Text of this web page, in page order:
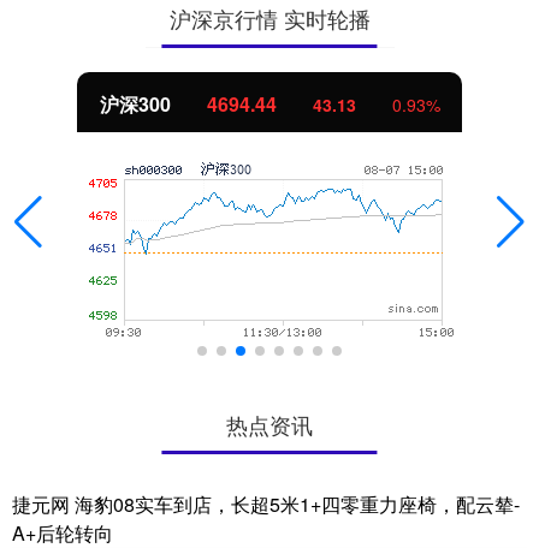
沪深京行情 实时轮播
43.13 0.93% 北证50
热点资讯
捷元网 海豹08实车到店，长超5米1+四零重力座椅，配云辇-
A+后轮转向